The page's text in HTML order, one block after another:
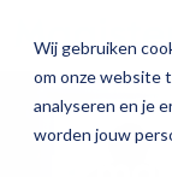
Accessibility
screen
Wij gebruiken
om onze website
analyseren en je
worden jouw
Onze
Magister is
Onze
Over
Actueel